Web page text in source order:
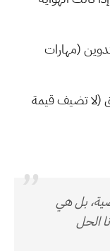
(مهارات
(لا تضيف قيمة
”
بل هي
الحل